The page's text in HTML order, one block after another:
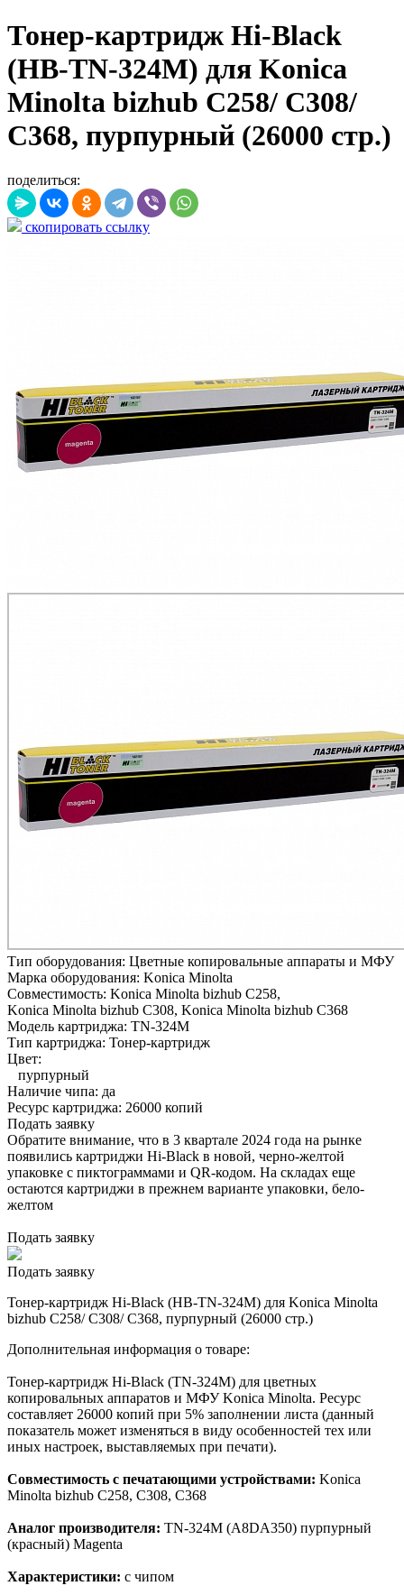
Тонер-картридж Hi-Black
(HB-TN-324M) для Konica
Minolta bizhub C258/ C308/
C368, пурпурный (26000 стр.)
поделиться:
скопировать ссылку
Тип оборудования: Цветные копировальные аппараты и МФУ
Марка оборудования: Konica Minolta
Совместимость: Konica Minolta bizhub C258,
Konica Minolta bizhub C308, Konica Minolta bizhub C368
Модель картриджа: TN-324M
Тип картриджа: Тонер-картридж
Цвет:
пурпурный
Наличие чипа: да
Ресурс картриджа: 26000 копий
Подать заявку
Обратите внимание, что в 3 квартале 2024 года на рынке
появились картриджи Hi-Black в новой, черно-желтой
упаковке с пиктограммами и QR-кодом. На складах еще
остаются картриджи в прежнем варианте упаковки, бело-
желтом
Подать заявку
Подать заявку
Тонер-картридж Hi-Black (HB-TN-324M) для Konica Minolta
bizhub C258/ C308/ C368, пурпурный (26000 стр.)
Дополнительная информация о товаре:
Тонер-картридж Hi-Black (TN-324M) для цветных
копировальных аппаратов и МФУ Konica Minolta. Ресурс
составляет 26000 копий при 5% заполнении листа (данный
показатель может изменяться в виду особенностей тех или
иных настроек, выставляемых при печати).
Совместимость с печатающими устройствами: Konica
Minolta bizhub C258, C308, C368
Аналог производителя: TN-324M (A8DA350) пурпурный
(красный) Magenta
Характеристики: с чипом